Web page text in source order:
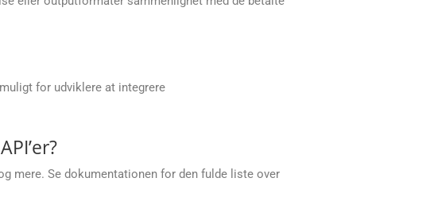
for udviklere at integrere
mere. Se dokumentationen for den fulde liste over